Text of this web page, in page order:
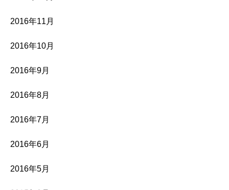
2016年11月
2016年10月
2016年9月
2016年8月
2016年7月
2016年6月
2016年5月